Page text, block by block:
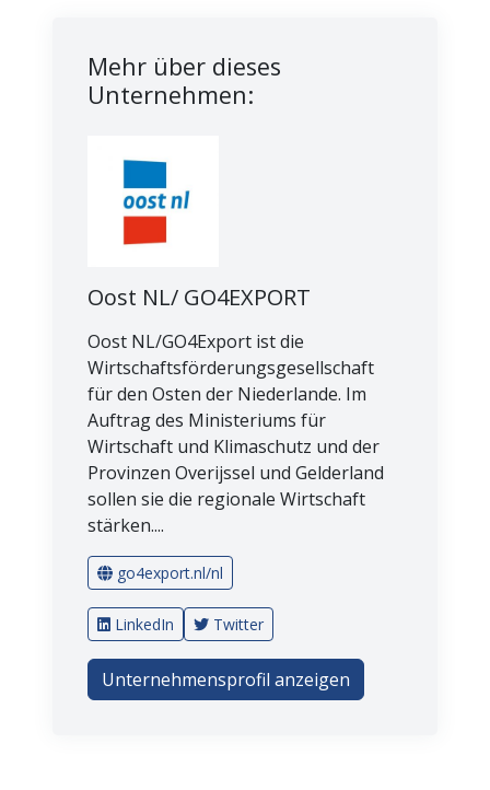
Mehr über dieses
Unternehmen:
Oost NL/ GO4EXPORT
Oost NL/GO4Export ist die
Wirtschaftsförderungsgesellschaft
für den Osten der Niederlande. Im
Auftrag des Ministeriums für
Wirtschaft und Klimaschutz und der
Provinzen Overijssel und Gelderland
sollen sie die regionale Wirtschaft
stärken....
go4export.nl/nl
LinkedIn Twitter
Unternehmensprofil anzeigen